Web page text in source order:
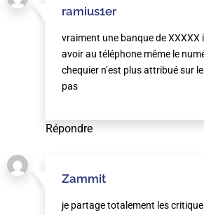
ramius1er
vraiment une banque de XXXXX
avoir au téléphone même le
chequier n’est plus attribué sur
pas
Répondre
Zammit
je partage totalement les